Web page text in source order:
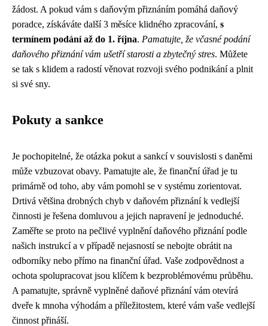
žádost. A pokud vám s daňovým přiznáním pomáhá daňový
poradce, získáváte další 3 měsíce klidného zpracování, s
termínem podání až do 1. října. Pamatujte, že včasné podání
daňového přiznání vám ušetří starosti a zbytečný stres. Můžete
se tak s klidem a radostí věnovat rozvoji svého podnikání a plnit
si své sny.
Pokuty a sankce
Je pochopitelné, že otázka pokut a sankcí v souvislosti s daněmi
může vzbuzovat obavy. Pamatujte ale, že finanční úřad je tu
primárně od toho, aby vám pomohl se v systému zorientovat.
Drtivá většina drobných chyb v daňovém přiznání k vedlejší
činnosti je řešena domluvou a jejich napravení je jednoduché.
Zaměřte se proto na pečlivé vyplnění daňového přiznání podle
našich instrukcí a v případě nejasností se nebojte obrátit na
odborníky nebo přímo na finanční úřad. Vaše zodpovědnost a
ochota spolupracovat jsou klíčem k bezproblémovému průběhu.
A pamatujte, správně vyplněné daňové přiznání vám otevírá
dveře k mnoha výhodám a příležitostem, které vám vaše vedlejší
činnost přináší.